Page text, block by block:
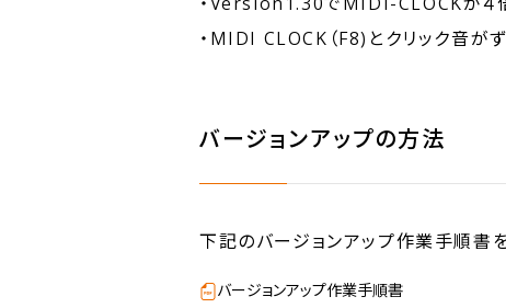
・MIDI CLOCK（F8)とクリック音が
バージョンアップの方法
下記のバージョンアップ作業手順書
バージョンアップ作業手順書